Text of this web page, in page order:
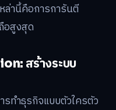
หล่านี้คือการการันตี
อสูงสุด
สร้างระบบ
ทำธุรกิจแบบตัวใครตัว